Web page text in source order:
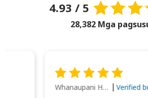
4.93 / 5
28,382 Mga
Whanaupani Henry Joseph Macown Verified